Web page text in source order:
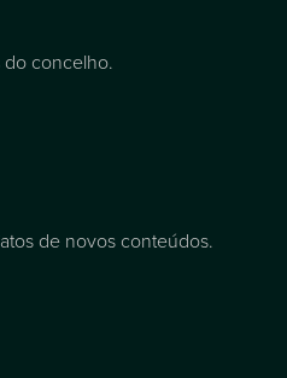
do concelho.
de novos conteúdos.